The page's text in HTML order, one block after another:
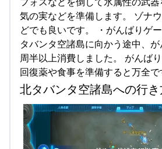
気の実などを準備します。 ゾナ
どでも良いです。 ・がんばりゲ
タバンタ空諸島に向かう途中、
周半以上消費しました。 がんば
回復薬や食事を準備すると万全で
北タバンタ空諸島への行